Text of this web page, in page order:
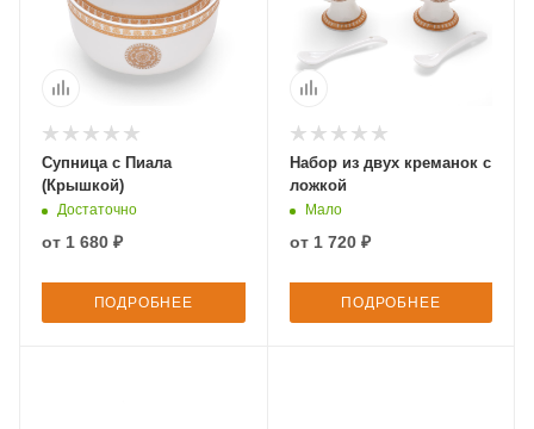
Супница с Пиала
(Крышкой)
Достаточно
от 1 680 ₽
ПОДРОБНЕЕ
Набор из двух креманок с
ложкой
Мало
от 1 720 ₽
ПОДРОБНЕЕ